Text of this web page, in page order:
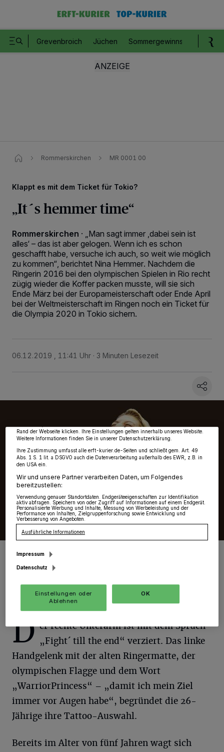
Grevenbroich Jüchen Sommergewinnspiel
Rommerskirchen MR 0001 00
Klappt es mit dem Ticket für Tokio?
„It´s hemmer time“
Rommerskirchen · „Man sagt immer ,dabei sein ist
alles‘ – das ist aber gelogen. Wenn ich es schon
geschafft habe, versuche ich auch, so weit wie möglich
zu kommen“, berichtet Nina Hemmer. Nachdem die
Ringerin 2016 bei den olympischen Spielen in Rio recht
zügig wieder die Koffer packen musste, will sie sich
Ende März bei der Europameisterschaft oder Ende April
bei der Weltmeisterschaft im Ringen noch ein Ticket für
die Olympia 2020 in Tokio sichern.
06.12.2019 , 11:41 Uhr 3 Minuten Lesezeit
It´s Hemmer time - auch in Tokio?
D er rechte Unterarm ist mit dem Spruch
„Fight´ till the end“ verziert. Das linke
Handgelenk mit der alten Ringermatte, der
olympischen Flagge und dem Wort
„WarriorPrincess“ – „damit ich mein Ziel
immer vor Augen habe“, begründet die 26-
Jährige ihre Tattoo-Auswahl.
Bereits im Alter von fünf Jahren wagt sich
wie Browserdaten oder eindeutige Kennungen auf Ihrem Gerät zu. Durch Auswahl
möglicherweise nicht mehr so relevant für Sie. Sie können dieses Menü jederzeit
wieder aufrufen, um Ihre Einstellungen zu ändern oder Ihre Einwilligung zu
widerrufen, indem Sie auf den Link Einstellungen oder Ablehnen am unteren
Rand der Webseite klicken. Ihre Einstellungen gelten innerhalb unseres Website.
Weitere Informationen finden Sie in unserer Datenschutzerklärung.
Ihre Zustimmung umfasst alle erft-kurier.de-Seiten und schließt gem. Art. 49
Abs. 1 S. 1 lit. a DSGVO auch die Datenverarbeitung außerhalb des EWR, z.B. in
den USA ein.
Wir und unsere Partner verarbeiten Daten, um Folgendes
bereitzustellen:
Verwendung genauer Standortdaten. Endgeräteeigenschaften zur Identifikation
aktiv abfragen. Speichern von oder Zugriff auf Informationen auf einem Endgerät.
Personalisierte Werbung und Inhalte, Messung von Werbeleistung und der
Performance von Inhalten, Zielgruppenforschung sowie Entwicklung und
Verbesserung von Angeboten.
Ausführliche Informationen
Impressum
Datenschutz
Einstellungen oder
Ablehnen
OK